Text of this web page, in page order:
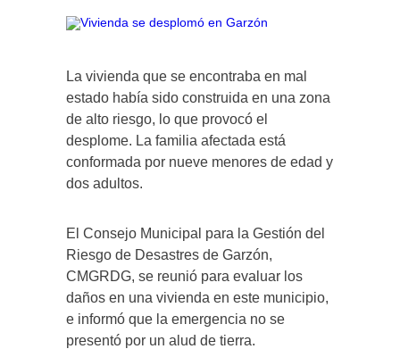
La vivienda que se encontraba en mal
estado había sido construida en una zona
de alto riesgo, lo que provocó el
desplome. La familia afectada está
conformada por nueve menores de edad y
dos adultos.
El Consejo Municipal para la Gestión del
Riesgo de Desastres de Garzón,
CMGRDG, se reunió para evaluar los
daños en una vivienda en este municipio,
e informó que la emergencia no se
presentó por un alud de tierra.